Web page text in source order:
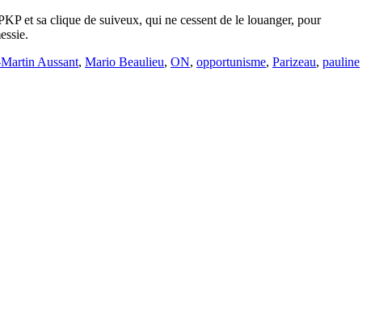
et sa clique de suiveux, qui ne cessent de le louanger, pour
Aussant, Mario Beaulieu, ON, opportunisme, Parizeau, pauline